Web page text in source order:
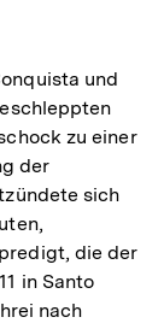
und
zu einer
der
sich
die der
in Santo
nach